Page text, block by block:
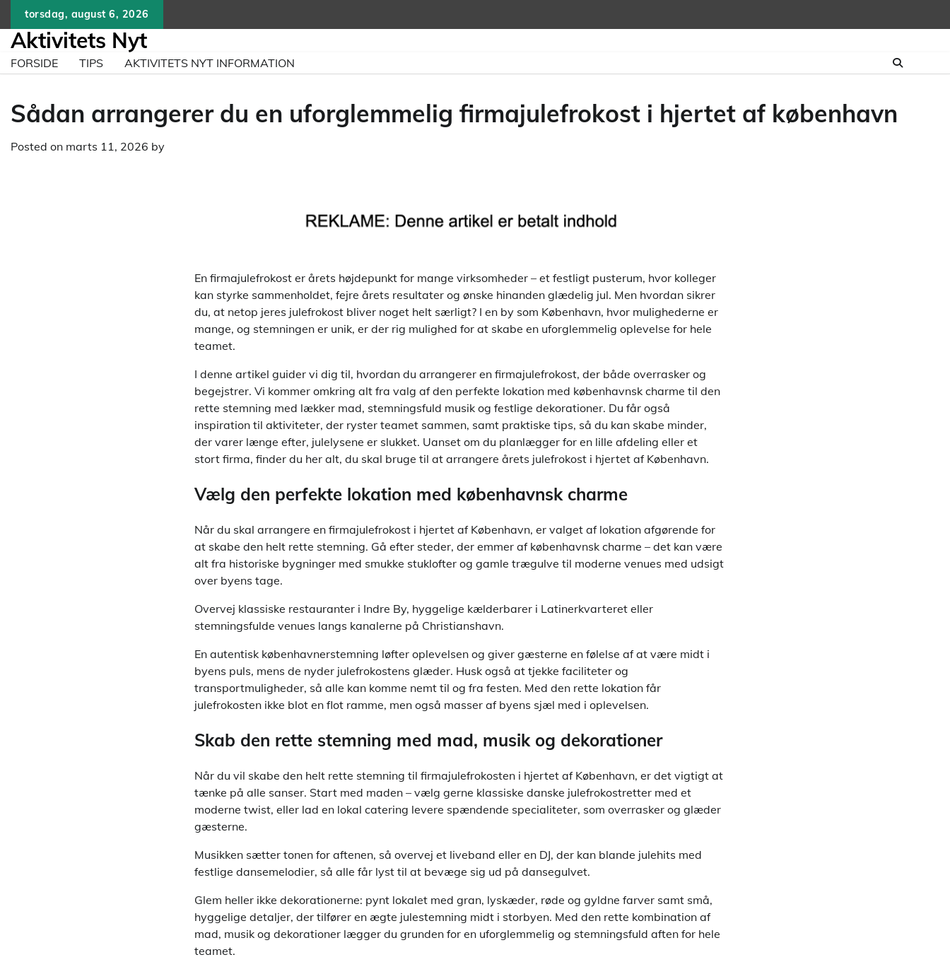
content
torsdag, august 6, 2026
Aktivitets Nyt
FORSIDE TIPS AKTIVITETS NYT INFORMATION
Sådan arrangerer du en uforglemmelig firmajulefrokost i hjertet af københavn
Posted on marts 11, 2026 by
En firmajulefrokost er årets højdepunkt for mange virksomheder – et festligt pusterum, hvor kolleger
kan styrke sammenholdet, fejre årets resultater og ønske hinanden glædelig jul. Men hvordan sikrer
du, at netop jeres julefrokost bliver noget helt særligt? I en by som København, hvor mulighederne er
mange, og stemningen er unik, er der rig mulighed for at skabe en uforglemmelig oplevelse for hele
teamet.
I denne artikel guider vi dig til, hvordan du arrangerer en firmajulefrokost, der både overrasker og
begejstrer. Vi kommer omkring alt fra valg af den perfekte lokation med københavnsk charme til den
rette stemning med lækker mad, stemningsfuld musik og festlige dekorationer. Du får også
inspiration til aktiviteter, der ryster teamet sammen, samt praktiske tips, så du kan skabe minder,
der varer længe efter, julelysene er slukket. Uanset om du planlægger for en lille afdeling eller et
stort firma, finder du her alt, du skal bruge til at arrangere årets julefrokost i hjertet af København.
Vælg den perfekte lokation med københavnsk charme
Når du skal arrangere en firmajulefrokost i hjertet af København, er valget af lokation afgørende for
at skabe den helt rette stemning. Gå efter steder, der emmer af københavnsk charme – det kan være
alt fra historiske bygninger med smukke stuklofter og gamle trægulve til moderne venues med udsigt
over byens tage.
Overvej klassiske restauranter i Indre By, hyggelige kælderbarer i Latinerkvarteret eller
stemningsfulde venues langs kanalerne på Christianshavn.
En autentisk københavnerstemning løfter oplevelsen og giver gæsterne en følelse af at være midt i
byens puls, mens de nyder julefrokostens glæder. Husk også at tjekke faciliteter og
transportmuligheder, så alle kan komme nemt til og fra festen. Med den rette lokation får
julefrokosten ikke blot en flot ramme, men også masser af byens sjæl med i oplevelsen.
Skab den rette stemning med mad, musik og dekorationer
Når du vil skabe den helt rette stemning til firmajulefrokosten i hjertet af København, er det vigtigt at
tænke på alle sanser. Start med maden – vælg gerne klassiske danske julefrokostretter med et
moderne twist, eller lad en lokal catering levere spændende specialiteter, som overrasker og glæder
gæsterne.
Musikken sætter tonen for aftenen, så overvej et liveband eller en DJ, der kan blande julehits med
festlige dansemelodier, så alle får lyst til at bevæge sig ud på dansegulvet.
Glem heller ikke dekorationerne: pynt lokalet med gran, lyskæder, røde og gyldne farver samt små,
hyggelige detaljer, der tilfører en ægte julestemning midt i storbyen. Med den rette kombination af
mad, musik og dekorationer lægger du grunden for en uforglemmelig og stemningsfuld aften for hele
teamet.